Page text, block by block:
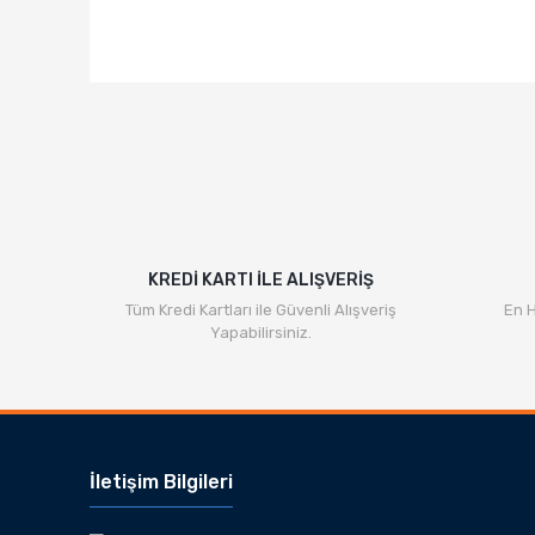
KREDİ KARTI İLE ALIŞVERİŞ
Tüm Kredi Kartları ile Güvenli Alışveriş
Yapabilirsiniz.
En
İletişim Bilgileri